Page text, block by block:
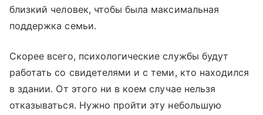
близкий человек, чтобы была максимальная
поддержка семьи.
Скорее всего, психологические службы будут
работать со свидетелями и с теми, кто находился
в здании. От этого ни в коем случае нельзя
отказываться. Нужно пройти эту небольшую